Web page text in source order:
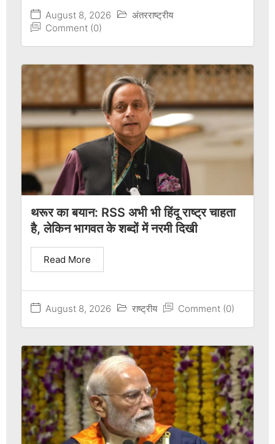
August 8, 2026
अंतरराष्ट्रीय
Comment (0)
थरूर का बयान: RSS अभी भी हिंदू राष्ट्र चाहता
है, लेकिन भागवत के शब्दों में नरमी दिखी
August 8, 2026 राष्ट्रीय Comment (0)
Read More